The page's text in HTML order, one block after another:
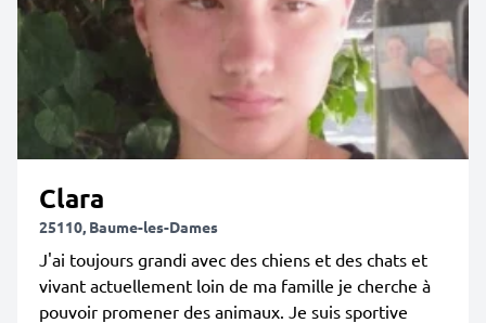
Clara
25110, Baume-les-Dames
J'ai toujours grandi avec des chiens et des chats et
vivant actuellement loin de ma famille je cherche à
pouvoir promener des animaux. Je suis sportive